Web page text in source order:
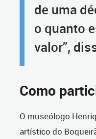
de uma
o quanto
valor”,
Como
O museólogo
artístico do